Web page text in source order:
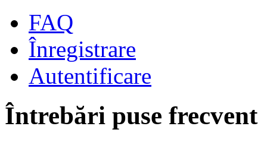
FAQ
Înregistrare
Autentificare
Întrebări puse frecvent